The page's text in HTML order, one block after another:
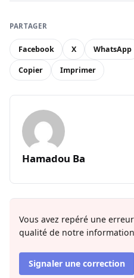
PARTAGER
Facebook X WhatsApp
Copier Imprimer
Hamadou Ba
Vous avez repéré une
qualité de notre
Signaler une correction